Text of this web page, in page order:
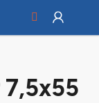
7,5x55